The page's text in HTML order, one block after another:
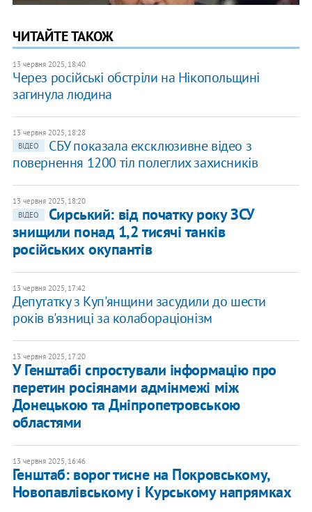
ЧИТАЙТЕ ТАКОЖ
13 червня 2025, 18:40
Через російські обстріли на Нікопольщині
загинула людина
13 червня 2025, 18:28
ВІДЕО
СБУ показала ексклюзивне відео з
повернення 1200 тіл полеглих захисників
13 червня 2025, 18:20
ВІДЕО
Сирський: від початку року ЗСУ
знищили понад 1,2 тисячі танків
російських окупантів
13 червня 2025, 17:42
Депутатку з Куп'янщини засудили до шести
років в'язниці за колабораціонізм
13 червня 2025, 17:20
У Генштабі спростували інформацію про
перетин росіянами адмінмежі між
Донецькою та Дніпропетровською
областями
13 червня 2025, 16:46
Генштаб: ворог тисне на Покровському,
Новопавлівському і Курському напрямках